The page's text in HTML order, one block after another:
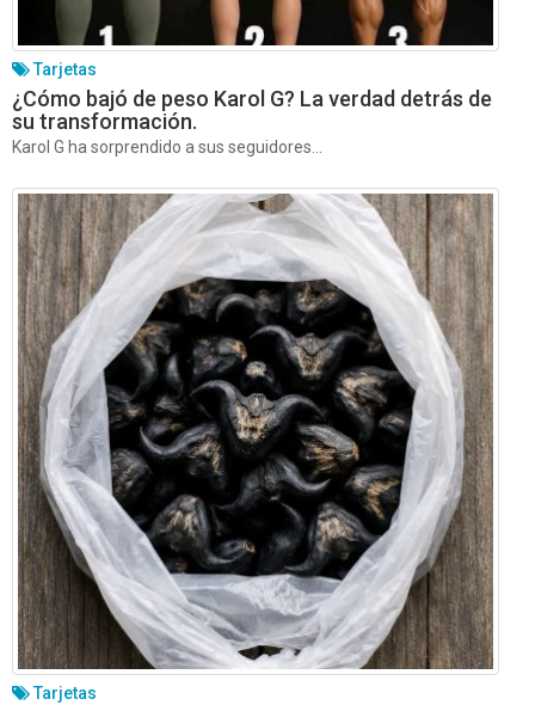
Tarjetas
¿Cómo bajó de peso Karol G? La verdad detrás de
su transformación.
Karol G ha sorprendido a sus seguidores...
Tarjetas